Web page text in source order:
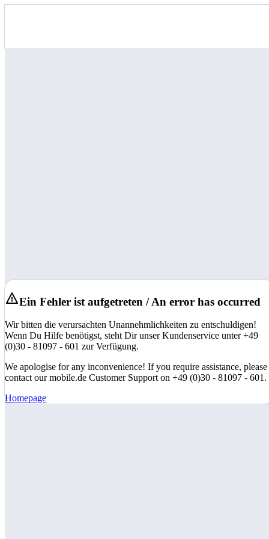
Ein Fehler ist aufgetreten / An error has occurred
Wir bitten die verursachten Unannehmlichkeiten zu entschuldigen!
Wenn Du Hilfe benötigst, steht Dir unser Kundenservice unter +49
(0)30 - 81097 - 601 zur Verfügung.
We apologise for any inconvenience! If you require assistance, please
contact our mobile.de Customer Support on +49 (0)30 - 81097 - 601.
Homepage